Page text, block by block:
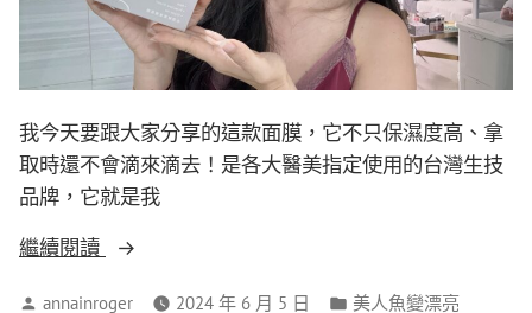
我今天要跟大家分享的這款面膜，它不只保濕度高、拿
取時還不會滴來滴去！是各大醫美指定使用的台灣生技
品牌，它就是我
繼續閱讀
annainroger 2024 年 6 月 5 日
美人魚變漂亮